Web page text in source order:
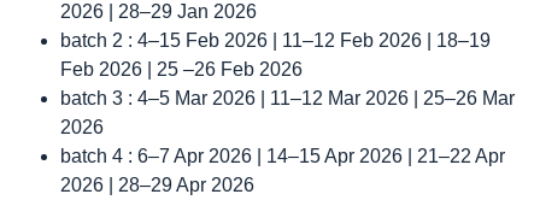
2026 | 28–29 Jan 2026
batch 2 : 4–15 Feb 2026 | 11–12 Feb 2026 | 18–19
Feb 2026 | 25 –26 Feb 2026
batch 3 : 4–5 Mar 2026 | 11–12 Mar 2026 | 25–26 Mar
2026
batch 4 : 6–7 Apr 2026 | 14–15 Apr 2026 | 21–22 Apr
2026 | 28–29 Apr 2026